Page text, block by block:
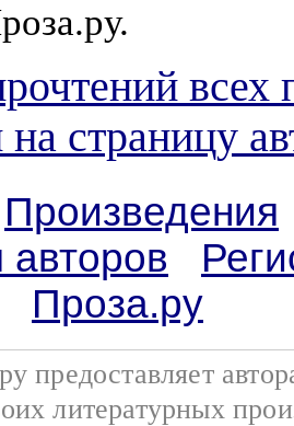
всех
страницу
Произведения
Проза.ру
предоставляет
литературных